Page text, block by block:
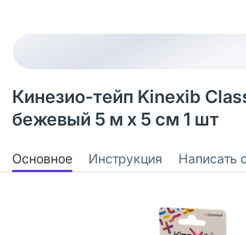
Кинезио-тейп Kinexib
бежевый 5 м х 5 см 1 шт
Основное Инструкция Написать